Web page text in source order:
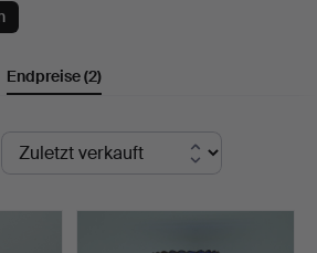
Endpreise(2)